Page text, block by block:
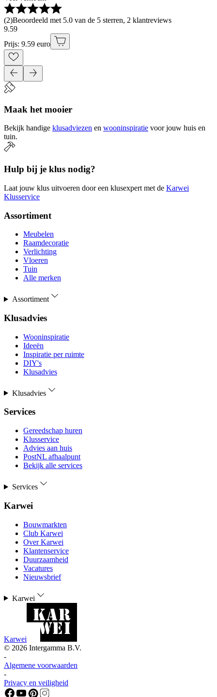
(2)Beoordeeld met 5.0 van de 5 sterren, 2 klantreviews
9.59
Prijs: 9.59 euro
Maak het mooier
Bekijk handige klusadviezen en wooninspiratie voor jouw huis en
tuin.
Hulp bij je klus nodig?
Laat jouw klus uitvoeren door een klusexpert met de Karwei
Klusservice
Assortiment
Meubelen
Raamdecoratie
Verlichting
Vloeren
Tuin
Alle merken
Assortiment
Klusadvies
Wooninspiratie
Ideeën
Inspiratie per ruimte
DIY's
Klusadvies
Klusadvies
Services
Gereedschap huren
Klusservice
Advies aan huis
PostNL afhaalpunt
Bekijk alle services
Services
Karwei
Bouwmarkten
Club Karwei
Over Karwei
Klantenservice
Duurzaamheid
Vacatures
Nieuwsbrief
Karwei
Karwei
© 2026 Intergamma B.V.
-
Algemene voorwaarden
-
Privacy en veiligheid